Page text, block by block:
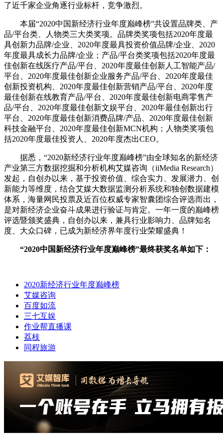
了近千家企业角逐行业标杆，竞争激烈。
本届“2020中国新经济行业年度巅峰榜”共设置品牌类、产
品/平台类、人物类三大类奖项。品牌类奖项包括2020年度最
具创新力品牌/企业、2020年度最具投资价值品牌/企业、2020
年度最具成长力品牌/企业；产品/平台类奖项包括2020年度最
佳创新在线医疗产品/平台、2020年度最佳创新人工智能产品/
平台、2020年度最佳创新企业服务产品/平台、2020年度最佳
创新投资机构、2020年度最佳创新营销产品/平台、2020年度
最佳创新在线教育产品/平台、2020年度最佳创新电商零售产
品/平台、2020年度最佳创新文娱平台、2020年最佳创新出行
平台、2020年度最佳创新消费品牌/产品、2020年度最佳创新
科技金融平台、2020年度最佳创新MCN机构；人物类奖项包
括2020年度最佳投资人、2020年度杰出CEO。
据悉，“2020新经济行业年度巅峰榜”由全球知名的新经济
产业第三方数据挖掘和分析机构艾媒咨询（iiMedia Research）
发起，自创办以来，基于投资价值、综合实力、发展潜力、创
新能力等维度，结合艾媒大数据监测分析系统和独创数据建模
体系，海量网民投票及近百位权威专家智囊团综合评选而出，
是对新经济企业奋斗成果进行验证与肯定。一年一度的巅峰榜
评选暨颁奖盛典，自创办以来，兼具行业影响力、品牌知名
度、大众口碑，已成为新经济界年度行业荣耀盛典！
“2020中国新经济行业年度巅峰榜”最终获奖名单如下：
2020新经济行业年度巅峰榜
艾媒咨询
百度如流
三七互娱
作业帮直播课
荔枝
同程旅游